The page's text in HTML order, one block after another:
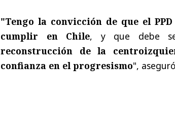
"Tengo la convicción de que el
cumplir en Chile, y que debe
reconstrucción de la
confianza en el progresismo",